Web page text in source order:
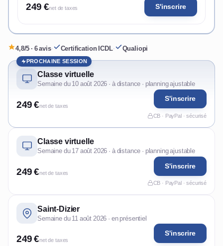
249 €net de taxes S'inscrire
4,8/5 · 6 avis· Certification ICDL· Qualiopi
PROCHAINE SESSION
Classe virtuelle
Semaine du 10 août 2026 · à distance · planning ajustable
249 €net de taxes
S'inscrire
CB · PayPal · sécurisé
Classe virtuelle
Semaine du 17 août 2026 · à distance · planning ajustable
249 €net de taxes
S'inscrire
CB · PayPal · sécurisé
Saint-Dizier
Semaine du 11 août 2026 · en présentiel
249 €net de taxes
S'inscrire